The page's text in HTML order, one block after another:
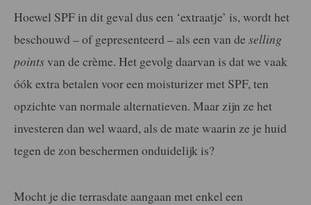
Hoewel SPF in dit geval dus een ‘extraatje’ is, wordt het
beschouwd – of gepresenteerd – als een van de selling
pointsvan de crème. Het gevolg daarvan is dat we vaak
óók extra betalen voor een moisturizer met SPF, ten
opzichte van normale alternatieven. Maar zijn ze het
investeren dan wel waard, als de mate waarin ze je huid
tegen de zon beschermen onduidelijk is?
Mocht je die terrasdate aangaan met enkel een